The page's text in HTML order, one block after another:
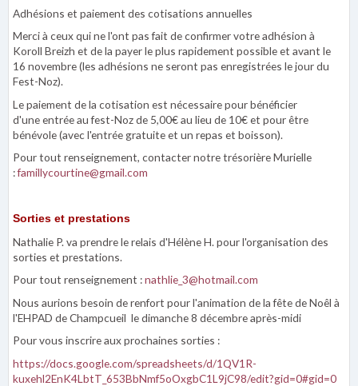
Adhésions et paiement des cotisations annuelles
Merci à ceux qui ne l'ont pas fait de confirmer votre adhésion à
Koroll Breizh et de la payer le plus rapidement possible et avant le
16 novembre (les adhésions ne seront pas enregistrées le jour du
Fest-Noz).
Le paiement de la cotisation est nécessaire pour bénéficier
d'une entrée au fest-Noz de 5,00€ au lieu de 10€ et pour être
bénévole (avec l'entrée gratuite et un repas et boisson).
Pour tout renseignement, contacter notre trésorière Murielle
:famillycourtine@gmail.com
Sorties et prestations
Nathalie P. va prendre le relais d'Hélène H. pour l'organisation des
sorties et prestations.
Pour tout renseignement :nathlie_3@hotmail.com
Nous aurions besoin de renfort pour l'animation de la fête de Noêl à
l'EHPAD de Champcueil le dimanche 8 décembre après-midi
Pour vous inscrire aux prochaines sorties :
https://docs.google.com/spreadsheets/d/1QV1R-
kuxehl2EnK4LbtT_653BbNmf5oOxgbC1L9jC98/edit?gid=0#gid=0